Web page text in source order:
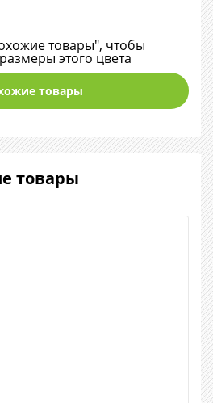
товары", чтобы
этого цвета
товары
товары